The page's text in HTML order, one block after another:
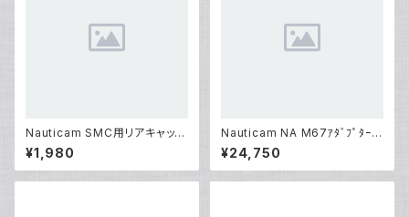
Nauticam SMC用リアキャップ
[部品]
¥1,980
Nauticam NA M67ｱﾀﾞﾌﾟﾀｰﾘ
ﾝｸﾞWWL[部品]
¥24,750